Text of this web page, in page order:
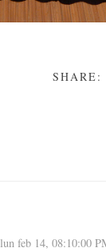
SHARE:
lun feb 14, 08:10:00